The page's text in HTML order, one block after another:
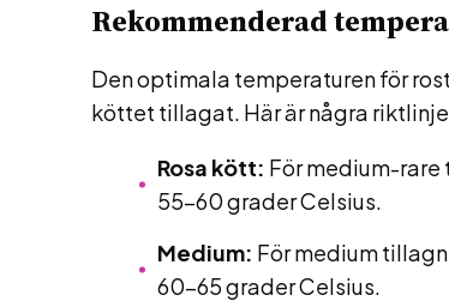
Rekommenderad
Den optimala temperaturen för
köttet tillagat. Här är några
Rosa kött: För medium-
55-60 grader Celsius.
Medium: För medium
60-65 grader Celsius.